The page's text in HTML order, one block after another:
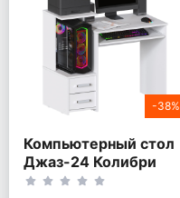
-38%
Компьютерный стол
Джаз-24 Колибри
Белый левый